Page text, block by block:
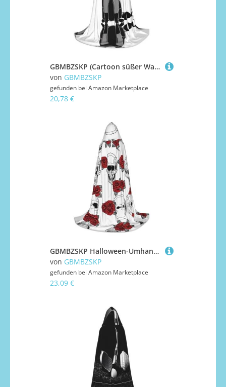
GBMBZSKP (Cartoon süßer Waschbär) Halloween Kapuzenumhang Hexenhut für Jungen Mädchen Kinder, 85–134 cm Kapuzenumhang Halloween Vampire Kostüm Cosplay Ostern Maskerade Party
von GBMBZSKP
gefunden bei Amazon Marketplace
20,78 €
GBMBZSKP Halloween-Umhang mit Kapuze und Hexenhut für Jungen, Mädchen, Kinder, 85–134 cm, Kapuzenumhang, Halloween, Vampir-Kostüm, Cosplay, Ostern, Maskerade, Party
von GBMBZSKP
gefunden bei Amazon Marketplace
23,09 €